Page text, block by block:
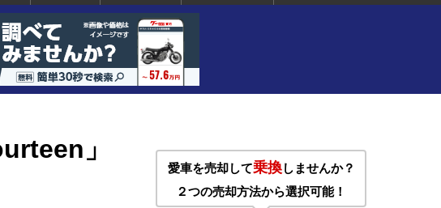
ク
トピックス
一覧
ホンダ
ヤマハ
スズキ
カワサキ
ハーレーダ
ビッドソン
BMW
ドゥカティ
トライアン
フ
」
愛車を売却して乗換しませんか？
２つの売却方法から選択可能！